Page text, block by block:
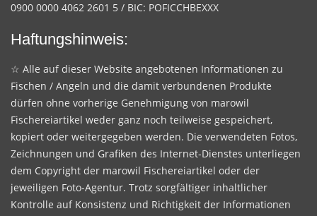
0900 0000 4062 2601 5 / BIC: POFICCHBEXXX
Haftungshinweis:
☆ Alle auf dieser Website angebotenen Informationen zu
Fischen / Angeln und die damit verbundenen Produkte
dürfen ohne vorherige Genehmigung von marowil
Fischereiartikel weder ganz noch teilweise gespeichert,
kopiert oder weitergegeben werden. Die verwendeten Fotos,
Zeichnungen und Grafiken des Internet-Dienstes unterliegen
dem Copyright der marowil Fischereiartikel oder der
jeweiligen Foto-Agentur. Trotz sorgfältiger inhaltlicher
Kontrolle auf Konsistenz und Richtigkeit der Informationen